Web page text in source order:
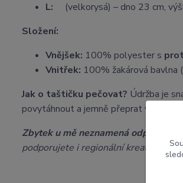
L: (velkorysá) – dno 23 cm,
Složení:
Vnějšek: 100% polyester s
Vnitřek: 100% žakárová bavlna
Jak o taštičku pečovat? Údržba je
povytáhnout a jemně přeprat v ruce.
Zbytek u mě neznamená odpad:
podporujete i regionální kreativitu.